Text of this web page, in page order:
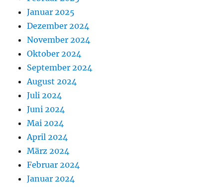
Januar 2025
Dezember 2024
November 2024
Oktober 2024
September 2024
August 2024
Juli 2024
Juni 2024
Mai 2024
April 2024
März 2024
Februar 2024
Januar 2024